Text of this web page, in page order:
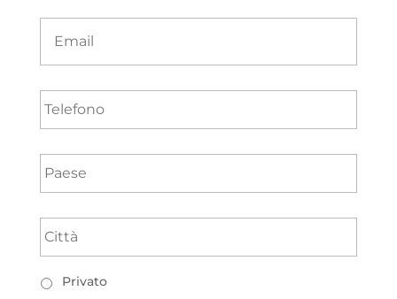
Email
Telefono
Paese *
Città *
Tipologia
Privato